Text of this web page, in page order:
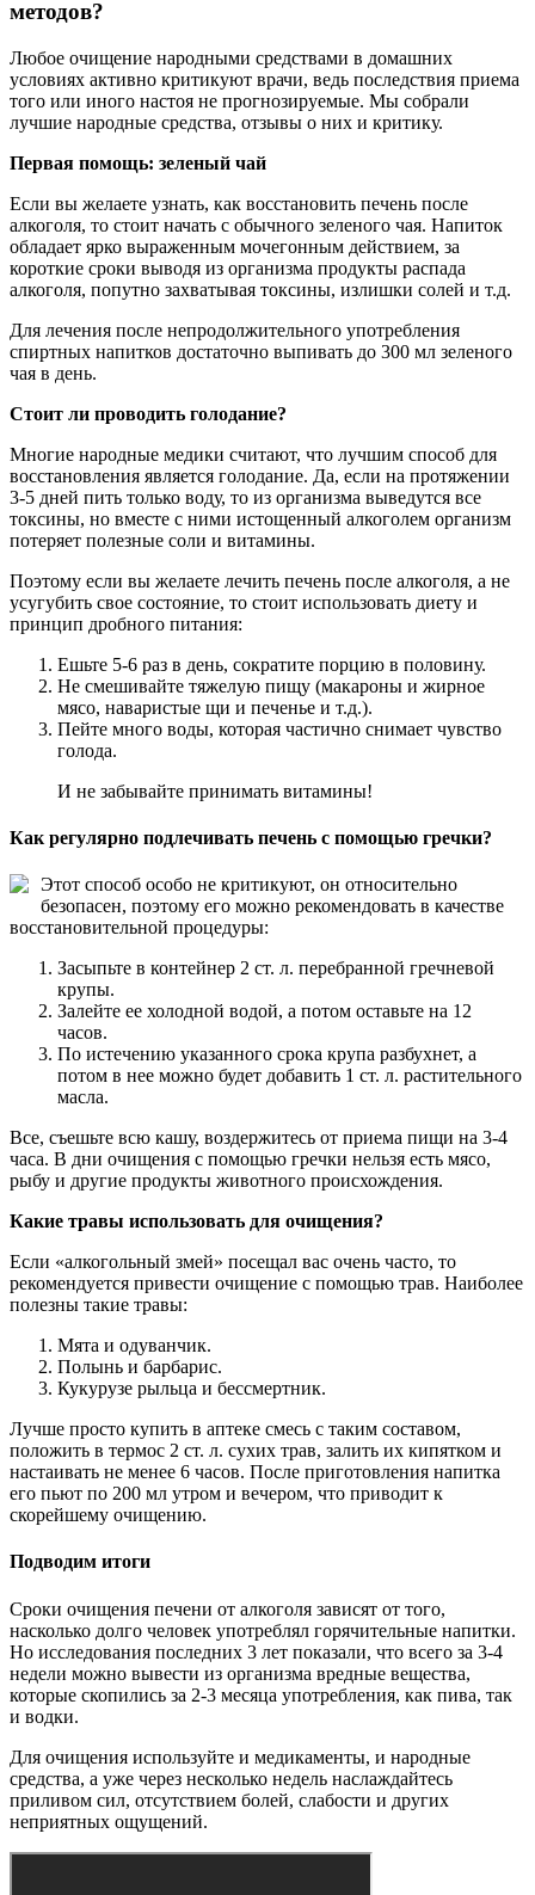
методов?
Любое очищение народными средствами в домашних
условиях активно критикуют врачи, ведь последствия приема
того или иного настоя не прогнозируемые. Мы собрали
лучшие народные средства, отзывы о них и критику.
Первая помощь: зеленый чай
Если вы желаете узнать, как восстановить печень после
алкоголя, то стоит начать с обычного зеленого чая. Напиток
обладает ярко выраженным мочегонным действием, за
короткие сроки выводя из организма продукты распада
алкоголя, попутно захватывая токсины, излишки солей и т.д.
Для лечения после непродолжительного употребления
спиртных напитков достаточно выпивать до 300 мл зеленого
чая в день.
Стоит ли проводить голодание?
Многие народные медики считают, что лучшим способ для
восстановления является голодание. Да, если на протяжении
3-5 дней пить только воду, то из организма выведутся все
токсины, но вместе с ними истощенный алкоголем организм
потеряет полезные соли и витамины.
Поэтому если вы желаете лечить печень после алкоголя, а не
усугубить свое состояние, то стоит использовать диету и
принцип дробного питания:
Ешьте 5-6 раз в день, сократите порцию в половину.
Не смешивайте тяжелую пищу (макароны и жирное
мясо, наваристые щи и печенье и т.д.).
Пейте много воды, которая частично снимает чувство
голода.
И не забывайте принимать витамины!
Как регулярно подлечивать печень с помощью гречки?
Этот способ особо не критикуют, он относительно
безопасен, поэтому его можно рекомендовать в качестве
восстановительной процедуры:
Засыпьте в контейнер 2 ст. л. перебранной гречневой
крупы.
Залейте ее холодной водой, а потом оставьте на 12
часов.
По истечению указанного срока крупа разбухнет, а
потом в нее можно будет добавить 1 ст. л. растительного
масла.
Все, съешьте всю кашу, воздержитесь от приема пищи на 3-4
часа. В дни очищения с помощью гречки нельзя есть мясо,
рыбу и другие продукты животного происхождения.
Какие травы использовать для очищения?
Если «алкогольный змей» посещал вас очень часто, то
рекомендуется привести очищение с помощью трав. Наиболее
полезны такие травы:
Мята и одуванчик.
Полынь и барбарис.
Кукурузе рыльца и бессмертник.
Лучше просто купить в аптеке смесь с таким составом,
положить в термос 2 ст. л. сухих трав, залить их кипятком и
настаивать не менее 6 часов. После приготовления напитка
его пьют по 200 мл утром и вечером, что приводит к
скорейшему очищению.
Подводим итоги
Сроки очищения печени от алкоголя зависят от того,
насколько долго человек употреблял горячительные напитки.
Но исследования последних 3 лет показали, что всего за 3-4
недели можно вывести из организма вредные вещества,
которые скопились за 2-3 месяца употребления, как пива, так
и водки.
Для очищения используйте и медикаменты, и народные
средства, а уже через несколько недель наслаждайтесь
приливом сил, отсутствием болей, слабости и других
неприятных ощущений.